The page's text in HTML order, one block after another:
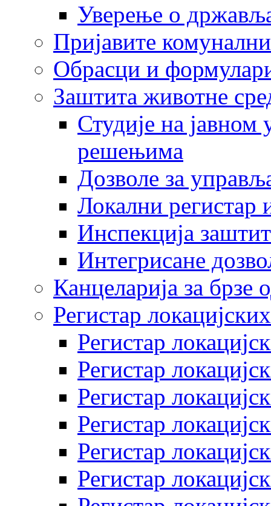
Уверење о
Пријавите
Обрасци и
Заштита животне
Студије на
решењима
Дозволе за
Локални регистар
Инспекција
Интегрисане
Канцеларија за брзе
Регистар
Регистар
Регистар
Регистар
Регистар
Регистар
Регистар